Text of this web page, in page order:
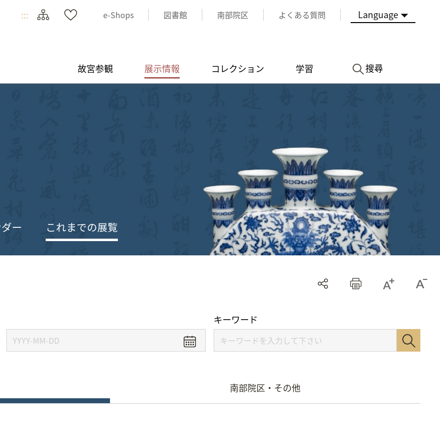
::: e-Shops 図書館 南部院区 よくある質問 Language
故宮参観 展示情報 コレクション 学習 搜尋
ー これまでの展覧
キーワード
南部院区・その他